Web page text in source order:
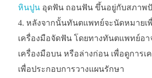
หินปูน อุดฟัน ถอนฟัน ขึ้นอยู่กับสภาพ
หลังจากนั้นทันตแพทย์จะนัดหมายเ
เครื่องมือจัดฟัน โดยทางทันตแพทย์อา
เครื่องมือบน หรือล่างก่อน เพื่อดูการ
เพื่อประกอบการวางแผนรักษา